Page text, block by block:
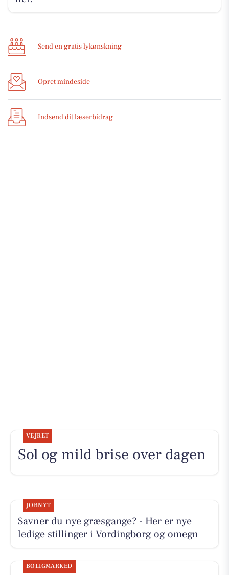
Send en gratis lykønskning
Opret mindeside
Indsend dit læserbidrag
VEJRET
Sol og mild brise over dagen
JOBNYT
Savner du nye græsgange? - Her er nye
ledige stillinger i Vordingborg og omegn
BOLIGMARKED